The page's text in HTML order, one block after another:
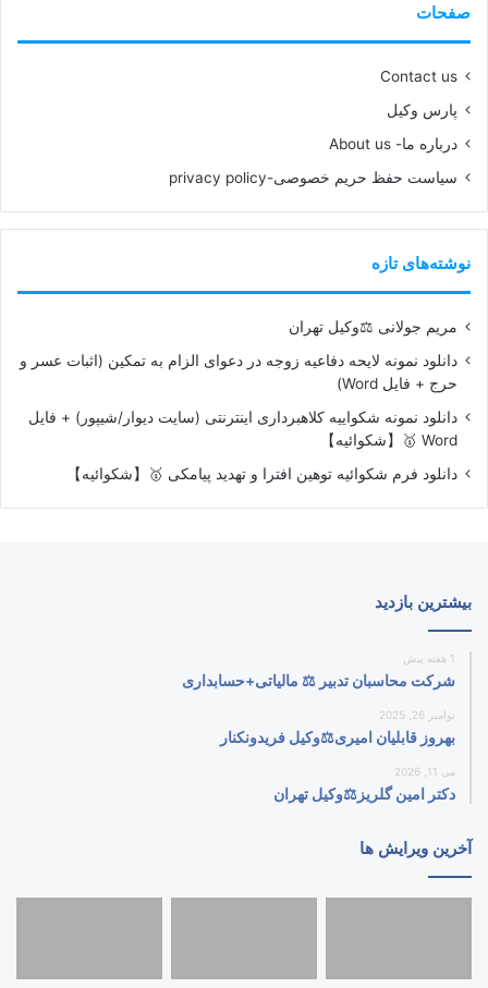
صفحات
Contact us
پارس وکیل
درباره ما- About us
سیاست حفظ حریم خصوصی-privacy policy
نوشته‌های تازه
مریم جولانی ⚖️وکیل تهران
دانلود نمونه لایحه دفاعیه زوجه در دعوای الزام به تمکین (اثبات عسر و
حرج + فایل Word)
دانلود نمونه شکواییه کلاهبرداری اینترنتی (سایت دیوار/شیپور) + فایل
Word 🥇【شکوائیه】
دانلود فرم شکوائیه توهین افترا و تهدید پیامکی 🥇【شکوائیه】
بیشترین بازدید
1 هفته پیش
شرکت محاسبان تدبیر ⚖️ مالیاتی+حسابداری
نوامبر 26, 2025
بهروز قابلیان امیری⚖️وکیل فریدونکنار
می 11, 2026
دکتر امین گلریز⚖️وکیل تهران
آخرین ویرایش ها